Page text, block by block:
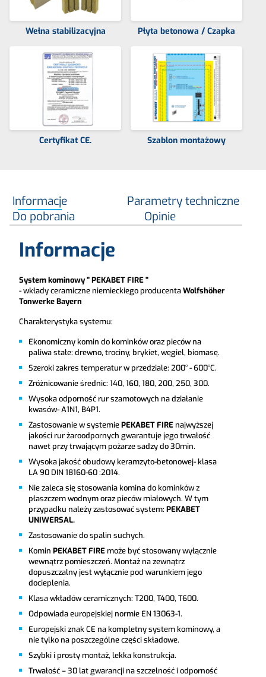
Wełna stabilizacyjna Płyta betonowa / Czapka
Certyfikat CE. Szablon montażowy
Informacje
Parametry techniczne
Do pobrania
Opinie
Informacje
System kominowy " PEKABET FIRE "
- wkłady ceramiczne niemieckiego producentaWolfshöher
Tonwerke Bayern
Charakterystyka systemu:
Ekonomiczny komin do kominków oraz pieców na
paliwa stałe: drewno, trociny, brykiet, węgiel, biomasę.
Szeroki zakres temperatur w przedziale: 200° - 600°C.
Zróżnicowanie średnic: 140, 160, 180, 200, 250, 300.
Wysoka odporność rur szamotowych na działanie
kwasów- A1N1, B4P1.
Zastosowanie w systemiePEKABET FIREnajwyższej
jakości rur żaroodpornych gwarantuje jego trwałość
nawet przy trwającym pożarze sadzy do 30min.
Wysoka jakość obudowy keramzyto-betonowej- klasa
LA 90 DIN 18160-60 :2014.
Nie zaleca się stosowania komina do kominków z
płaszczem wodnym oraz pieców miałowych. W tym
przypadku należy zastosować system: PEKABET
UNIWERSAL.
Zastosowanie do spalin suchych.
Komin PEKABET FIREmoże być stosowany wyłącznie
wewnątrz pomieszczeń. Montaż na zewnątrz
dopuszczalny jest wyłącznie pod warunkiem jego
docieplenia.
Klasa wkładów ceramicznych: T200, T400, T600.
Odpowiada europejskiej normie EN 13063-1.
Europejski znak CE na kompletny system kominowy, a
nie tylko na poszczególne części składowe.
Szybki i prosty montaż, lekka konstrukcja.
Trwałość – 30 lat gwarancji na szczelność i odporność